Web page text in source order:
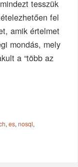
tesszük
fel
amik értelmet
mondás, mely
a “több az
,es,nosql,